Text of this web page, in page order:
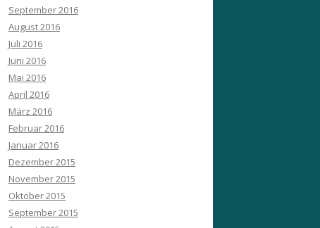
September 2016
August 2016
Juli 2016
Juni 2016
Mai 2016
April 2016
März 2016
Februar 2016
Januar 2016
Dezember 2015
November 2015
Oktober 2015
September 2015